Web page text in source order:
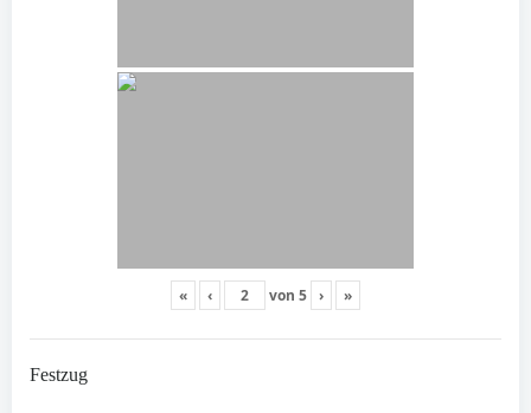
« ‹ von 5 › »
Festzug